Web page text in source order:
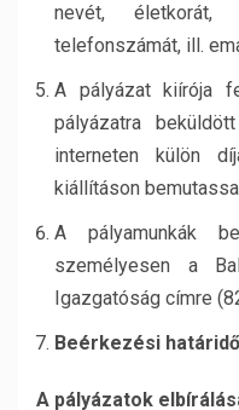
nevét, életkorát,
telefonszámát, ill.
A pályázat kiírója
pályázatra
interneten külön
kiállításon
A pályamunkák
személyesen a
Igazgatóság címre
Beérkezési
A pályázatok